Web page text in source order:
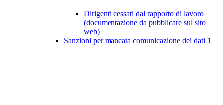
Dirigenti cessati dal rapporto di lavoro
(documentazione da pubblicare sul sito
web)
Sanzioni per mancata comunicazione dei dati 1